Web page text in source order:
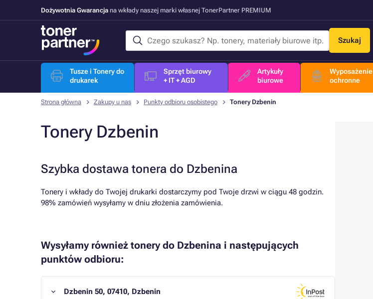
Dożywotnia Gwarancja na wkłady naszej marki własnej TonerPartner PREMIUM
Szukaj
Tusze i Tonery do
drukarek
Sprzęt biurowy
+ IT + AGD
Artykuły
biurowe
Wyposażenie
ochronne
Strona główna Zakupy u nas Punkty odbioru osobistego Tonery Dzbenin
Tonery Dzbenin
Szybka dostawa tonera do Dzbenina
Tonery i wkłady do Twojej drukarki dostarczymy pod Twoje drzwi w ciągu 48 godzin.
98% zamówień wysyłamy w dniu złożenia zamówienia.
Wysyłamy również tonery do Dzbenina i następujących
punktów odbioru:
Dzbenin 50, 07410, Dzbenin